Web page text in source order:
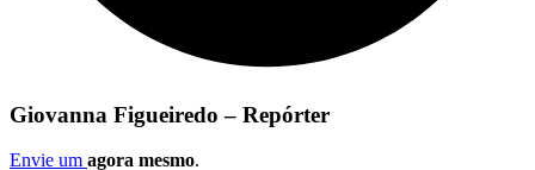
Giovanna Figueiredo – Repórter
Envie um agora mesmo.